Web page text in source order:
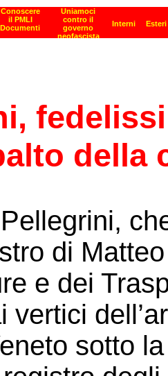
della
di
e dei
vertici
sotto